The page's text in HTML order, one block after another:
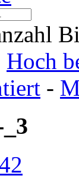
Hoch
-